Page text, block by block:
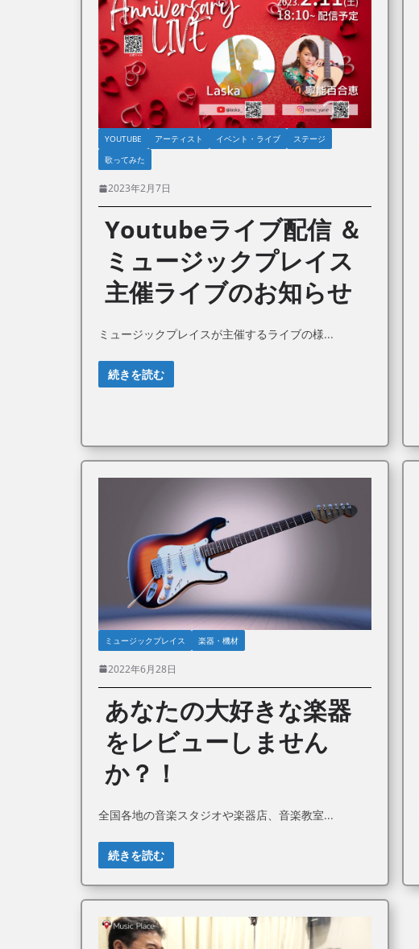
YOUTUBE アーティスト イベント・ライブ
ステージ
歌ってみた
2023年2月7日
Youtubeライブ配信 ＆
ミュージックプレイス
主催ライブのお知らせ
ミュージックプレイスが主催するライブの様
続きを読む
ミュージックプレイス 楽器・機材
2022年6月28日
あなたの大好きな楽器
をレビューしません
か？！
全国各地の音楽スタジオや楽器店、音楽教室
続きを読む